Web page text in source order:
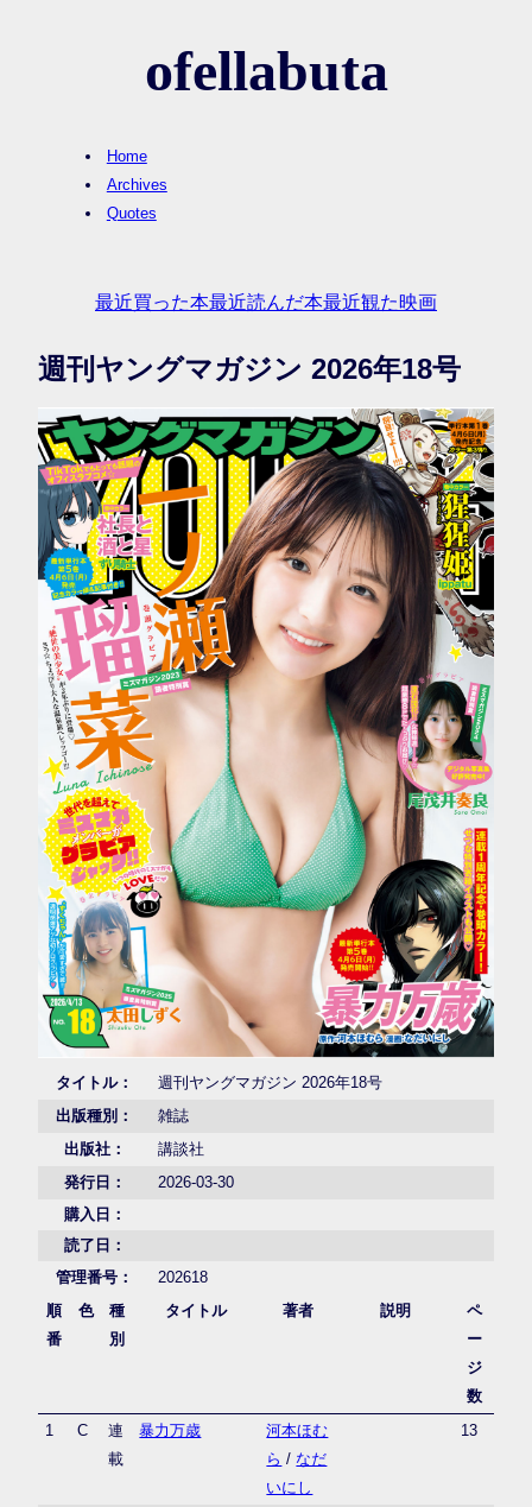
ofellabuta
Home
Archives
Quotes
最近買った本最近読んだ本最近観た映画
週刊ヤングマガジン 2026年18号
タイトル：
週刊ヤングマガジン 2026年18号
出版種別：
雑誌
出版社：
講談社
発行日：
2026-03-30
購入日：
読了日：
管理番号：
202618
順
番
色
種
別
タイトル 著者 説明
ペ
ー
ジ
数
1
C
連
載
暴力万歳
河本ほむ
ら / なだ
いにし
13